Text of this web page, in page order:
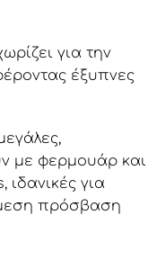
για την
έξυπνες
με φερμουάρ και
για
πρόσβαση